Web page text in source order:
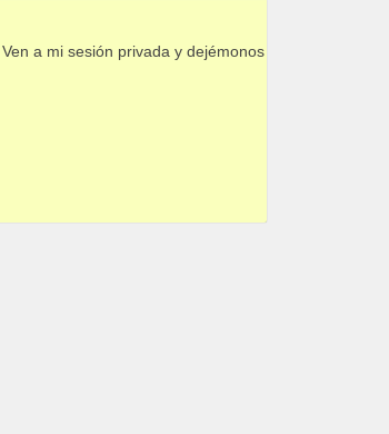
a mi sesión privada y dejémonos